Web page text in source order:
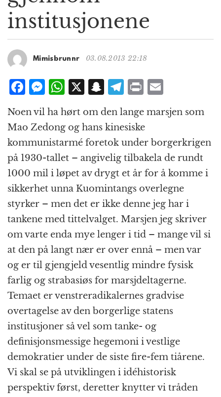
a
t
i
n
institusjonene
Mimisbrunnr 03.08.2013 22:18
F
c
e
b
o
o
k
M
e
ss
e
n
g
e
r
W
at
s
A
p
p
X S
n
a
p
c
h
at
T
e
g
r
a
m
P
n
t
m
ai
Noen vil ha hørt om den lange marsjen som
Mao Zedong og hans kinesiske
kommunistarmé foretok under borgerkrigen
på 1930-tallet – angivelig tilbakela de rundt
1000 mil i løpet av drygt et år for å komme i
sikkerhet unna Kuomintangs overlegne
styrker – men det er ikke denne jeg har i
tankene med tittelvalget. Marsjen jeg skriver
om varte enda mye lenger i tid – mange vil si
at den på langt nær er over ennå – men var
og er til gjengjeld vesentlig mindre fysisk
farlig og strabasiøs for marsjdeltagerne.
Temaet er venstreradikalernes gradvise
overtagelse av den borgerlige statens
institusjoner så vel som tanke- og
definisjonsmessige hegemoni i vestlige
demokratier under de siste fire-fem tiårene.
Vi skal se på utviklingen i idéhistorisk
perspektiv først, deretter knytter vi tråden